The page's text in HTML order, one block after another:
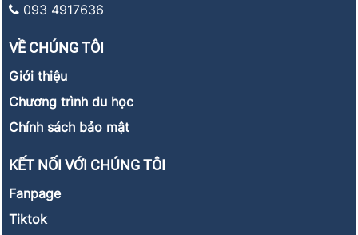
093 4917636
VỀ CHÚNG TÔI
Giới thiệu
Chương trình du học
Chính sách bảo mật
KẾT NỐI VỚI CHÚNG TÔI
Fanpage
Tiktok